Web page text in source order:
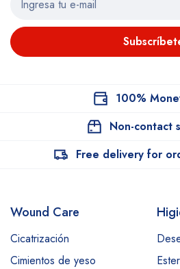
100%
Non-contact
Free delivery for
Wound Care
Cicatrización
Cimientos de yeso